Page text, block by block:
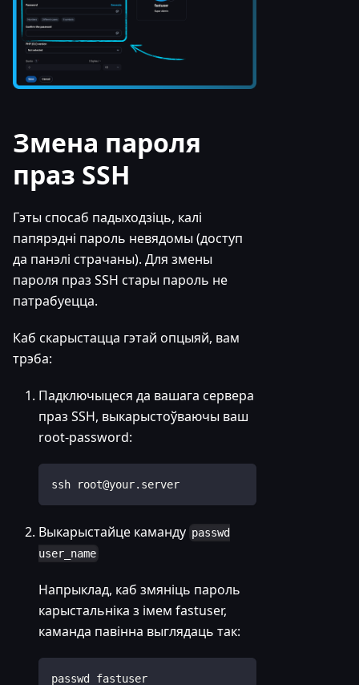
Змена пароля
праз SSH
Гэты спосаб падыходзіць, калі
папярэдні пароль невядомы (доступ
да панэлі страчаны). Для змены
пароля праз SSH стары пароль не
патрабуецца.
Каб скарыстацца гэтай опцыяй, вам
трэба:
Падключыцеся да вашага сервера
праз SSH, выкарыстоўваючы ваш
root-password:
ssh root@your.server
Выкарыстайце каманду passwd
user_name
Напрыклад, каб змяніць пароль
карыстальніка з імем fastuser,
каманда павінна выглядаць так:
passwd fastuser